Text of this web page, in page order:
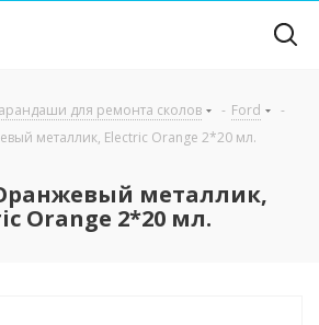
для ремонта сколов - Ford
-
металлик, Electric Orange 2*20 мл.
Оранжевый металлик,
Orange 2*20 мл.